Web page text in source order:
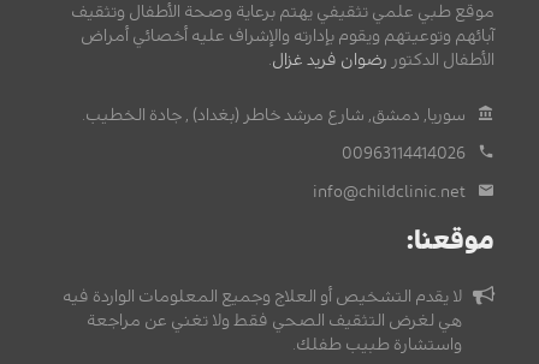
موقع طبي علمي تثقيفي يهتم برعاية وصحة الأطفال وتثقيف
آبائهم وتوعيتهم ويقوم بإدارته والإشراف عليه أخصائي أمراض
الأطفال الدكتور رضوان فريد غزال.
سوريا, دمشق, شارع مرشد خاطر (بغداد) , جادة الخطيب.
00963114414026
info@childclinic.net
موقعنا:
لا يقدم التشخيص أو العلاج وجميع المعلومات الواردة فيه
هي لغرض التثقيف الصحي فقط ولا تغني عن مراجعة
واستشارة طبيب طفلك.